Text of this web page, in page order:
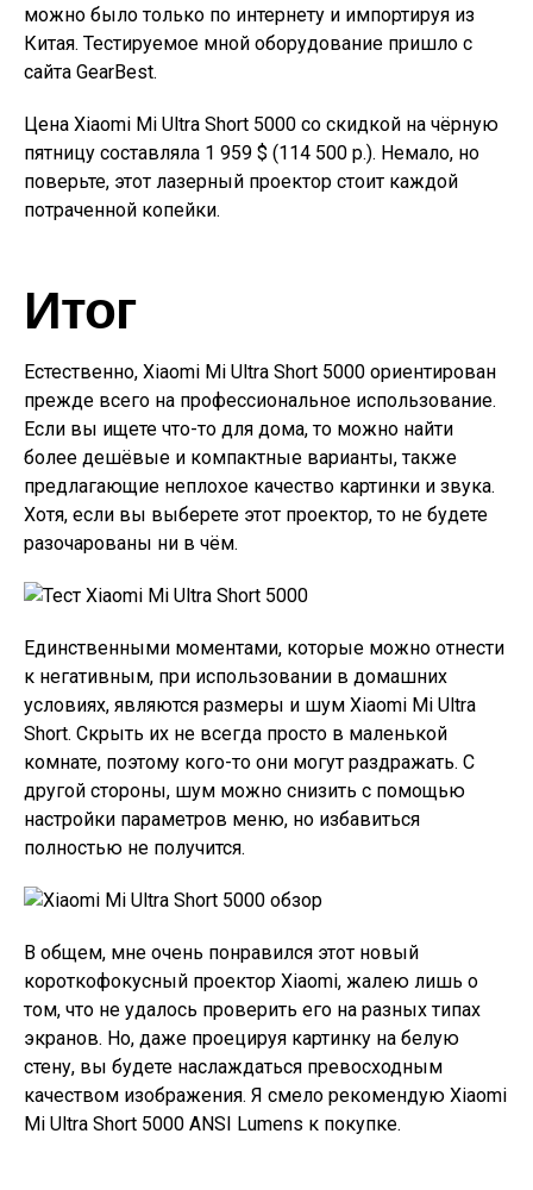
можно было только по интернету и импортируя из
Китая. Тестируемое мной оборудование пришло с
сайта GearBest.
Цена Xiaomi Mi Ultra Short 5000 со скидкой на чёрную
пятницу составляла 1 959 $ (114 500 р.). Немало, но
поверьте, этот лазерный проектор стоит каждой
потраченной копейки.
Итог
Естественно, Xiaomi Mi Ultra Short 5000 ориентирован
прежде всего на профессиональное использование.
Если вы ищете что-то для дома, то можно найти
более дешёвые и компактные варианты, также
предлагающие неплохое качество картинки и звука.
Хотя, если вы выберете этот проектор, то не будете
разочарованы ни в чём.
Единственными моментами, которые можно отнести
к негативным, при использовании в домашних
условиях, являются размеры и шум Xiaomi Mi Ultra
Short. Скрыть их не всегда просто в маленькой
комнате, поэтому кого-то они могут раздражать. С
другой стороны, шум можно снизить с помощью
настройки параметров меню, но избавиться
полностью не получится.
В общем, мне очень понравился этот новый
короткофокусный проектор Xiaomi, жалею лишь о
том, что не удалось проверить его на разных типах
экранов. Но, даже проецируя картинку на белую
стену, вы будете наслаждаться превосходным
качеством изображения. Я смело рекомендую Xiaomi
Mi Ultra Short 5000 ANSI Lumens к покупке.